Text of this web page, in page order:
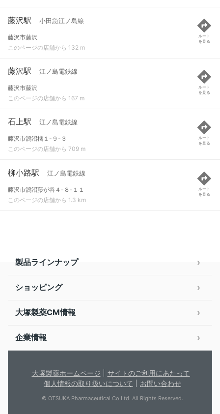
藤沢駅 小田急江ノ島線
藤沢市藤沢
このページの店舗から 132 m
ルート
を見る
藤沢駅 江ノ島電鉄線
藤沢市藤沢
このページの店舗から 167 m
ルート
を見る
石上駅 江ノ島電鉄線
藤沢市鵠沼橘１-９-３
このページの店舗から 709 m
ルート
を見る
柳小路駅 江ノ島電鉄線
藤沢市鵠沼藤が谷４-８-１１
このページの店舗から 1.3 km
ルート
を見る
製品ラインナップ
ショッピング
大塚製薬CM情報
企業情報
大塚製薬ホームページ
サイトのご利用にあたって
個人情報の取り扱いについて
お問い合わせ
© OTSUKA Pharmaceutical Co.Ltd. All Rights Reserved.